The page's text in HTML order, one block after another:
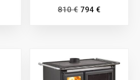
810€ 794 €